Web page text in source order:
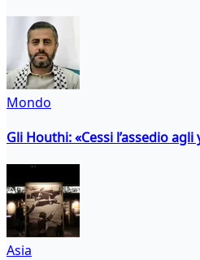
Mondo
Gli Houthi: «Cessi l’assedio
Asia